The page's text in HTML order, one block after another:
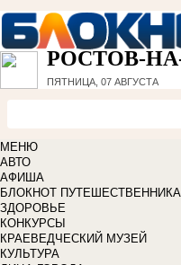
РОСТОВ-
ПЯТНИЦА, 07 АВГУСТА
МЕНЮ
АВТО
АФИША
БЛОКНОТ ПУТЕШЕСТВЕННИКА
ЗДОРОВЬЕ
КОНКУРСЫ
КРАЕВЕДЧЕСКИЙ МУЗЕЙ
КУЛЬТУРА